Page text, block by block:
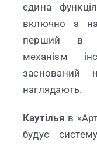
єдина
включно з
перший в
механізм
заснований
наглядають.
Каутільяв
будує